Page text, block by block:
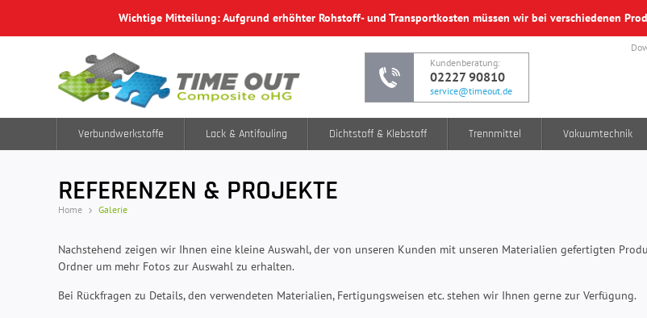
Wichtige Mitteilung: Aufgrund erhöhter Rohstoff- und Transportkosten müssen wir bei verschiedenen
Kundenberatung:
02227 90810
service@timeout.de
Verbundwerkstoffe Lack & Antifouling Dichtstoff & Klebstoff Trennmittel Vakuumtechnik
REFERENZEN & PROJEKTE
Home Galerie
Nachstehend zeigen wir Ihnen eine kleine Auswahl, der von unseren Kunden mit unseren Materialien gefertigten
Ordner um mehr Fotos zur Auswahl zu erhalten.
Bei Rückfragen zu Details, den verwendeten Materialien, Fertigungsweisen etc. stehen wir Ihnen gerne zur Verfügung.